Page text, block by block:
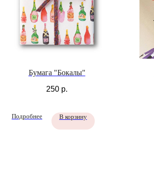
Бумага "Бокалы"
250 р.
Подробнее В корзину